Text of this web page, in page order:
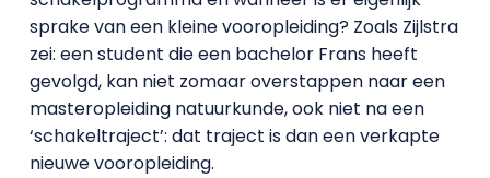
sprake van een kleine vooropleiding? Zoals Zijlstra
zei: een student die een bachelor Frans heeft
gevolgd, kan niet zomaar overstappen naar een
masteropleiding natuurkunde, ook niet na een
‘schakeltraject’: dat traject is dan een verkapte
nieuwe vooropleiding.